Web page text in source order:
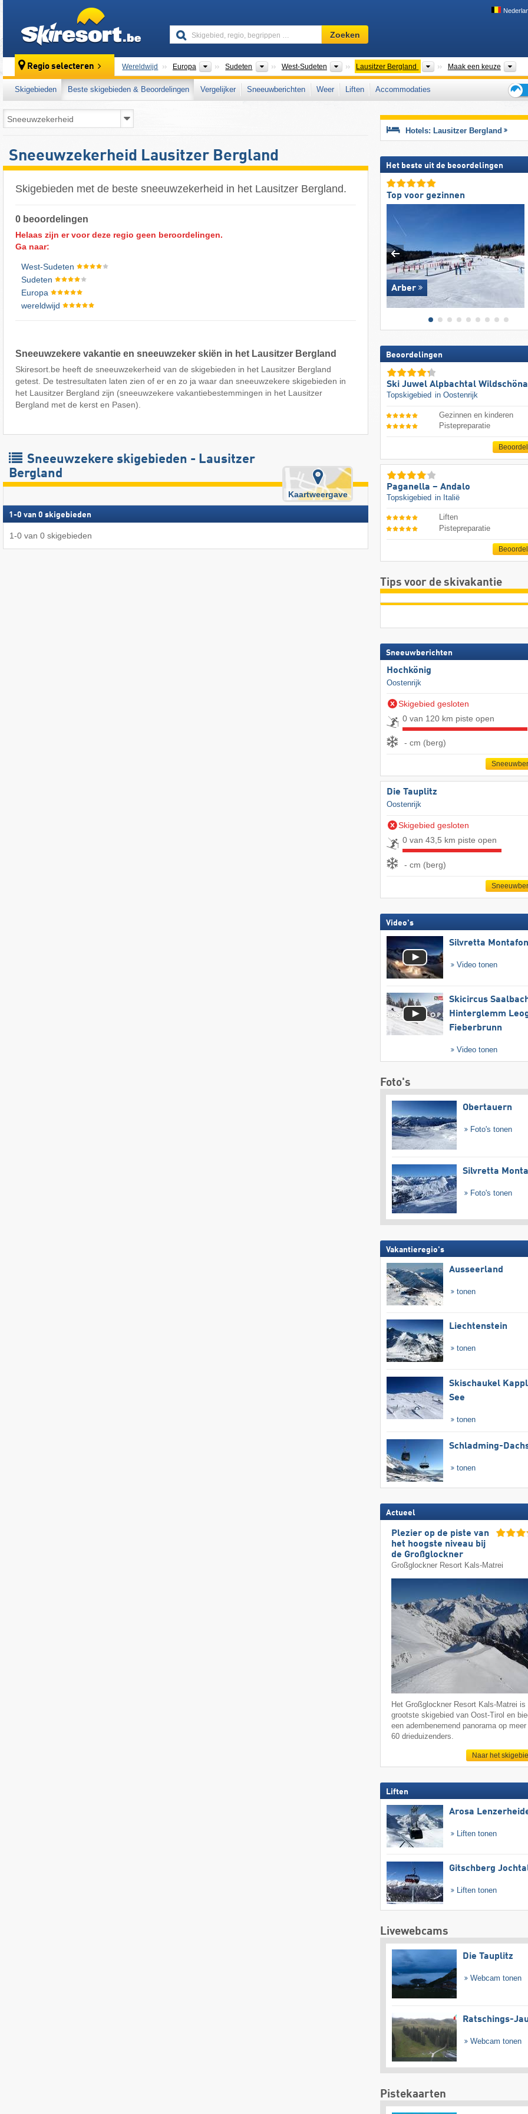
Skigebied,
regio,
…
Zoeken
Regio selecteren Wereldwijd Europa Continenten
Sudeten Bergketens
West-Sudeten Overkoepelende Bergketens
Lausitzer Bergland Bergketens
Maak een keuze
Skigebieden Beste skigebieden & Beoordelingen Vergelijker Sneeuwberichten Weer Liften
Accommodaties
voor
Sneeuwzekerheid Lausitzer Bergland
Skigebieden met de beste sneeuwzekerheid in het Lausitzer Bergland.
0 beoordelingen
Helaas zijn er voor deze regio geen beroordelingen.
Ga naar:
West-Sudeten
Sudeten
Europa
wereldwijd
Sneeuwzekere vakantie en sneeuwzeker skiën in het Lausitzer Bergland
Skiresort.be heeft de sneeuwzekerheid van de skigebieden in het Lausitzer Bergland
getest. De testresultaten laten zien of er en zo ja waar dan sneeuwzekere skigebieden in
het Lausitzer Bergland zijn (sneeuwzekere vakantiebestemmingen in het Lausitzer
Bergland met de kerst en Pasen).
Sneeuwzekere skigebieden - Lausitzer
Bergland
Kaartweergave
1 -0 van 0 skigebieden
1-0 van 0 skigebieden
Hotels: Lausitzer Bergland
Het beste uit de beoordelingen
Top voor gezinnen
Arber
Beoordelingen
Ski Juwel Alpbachtal
Topskigebied in Oostenrijk
Gezinnen en kinderen
Pistepreparatie
Paganella – Andalo
Topskigebied in Italië
Liften
Pistepreparatie
Tips voor de skivakantie
Sneeuwberichten
Hochkönig
Oostenrijk
Skigebied gesloten
0 van 120 km piste open
- cm (berg)
Die Tauplitz
Oostenrijk
Skigebied gesloten
0 van 43,5 km piste open
- cm (berg)
Video's
Silvretta Montafon
Video tonen
Skicircus
Hinterglemm
Fieberbrunn
Video tonen
Foto's
Obertauern
Foto's tonen
Silvretta
Foto's tonen
Vakantieregio's
Ausseerland
tonen
Liechtenstein
tonen
Skischaukel
See
tonen
Schladming-
tonen
Actueel
Plezier op de piste van
het hoogste niveau bij
de Großglockner
Großglockner Resort Kals-Matrei
Het Großglockner Resort Kals-Matrei is
grootste skigebied van Oost-Tirol en
een adembenemend panorama op meer
60 drieduizenders.
Naar het
Liften
Arosa
Liften tonen
Gitschberg
Liften tonen
Livewebcams
Die Tauplitz
Webcam tonen
Ratschings-
Webcam tonen
Pistekaarten